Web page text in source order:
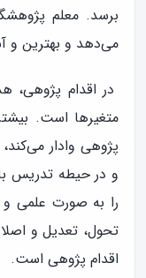
برسد. معلم
می‌دهد و بهترین و
در اقدام پژوهی،
متغیرها است.
پژوهی وادار
و در حیطه تدریس
را به صورت علمى و
تحول، تعدیل و
اقدام پژوهی است.